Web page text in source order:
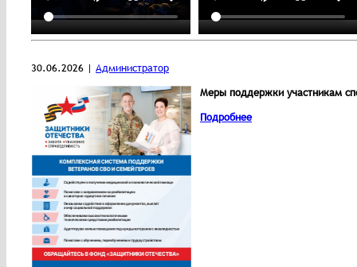
30.06.2026 | Администратор
Меры поддержки участникам
Подробнее